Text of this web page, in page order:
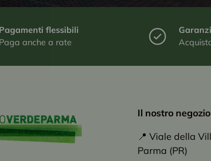
Pagamenti flessibili
Paga anche a rate
Il nostro negozio
📍 Viale della
Parma (PR)